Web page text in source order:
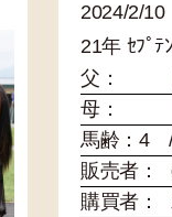
2024/2/
21年 ｾﾌﾟﾃ
父：
母：
馬齢：4
販売者：
購買者：